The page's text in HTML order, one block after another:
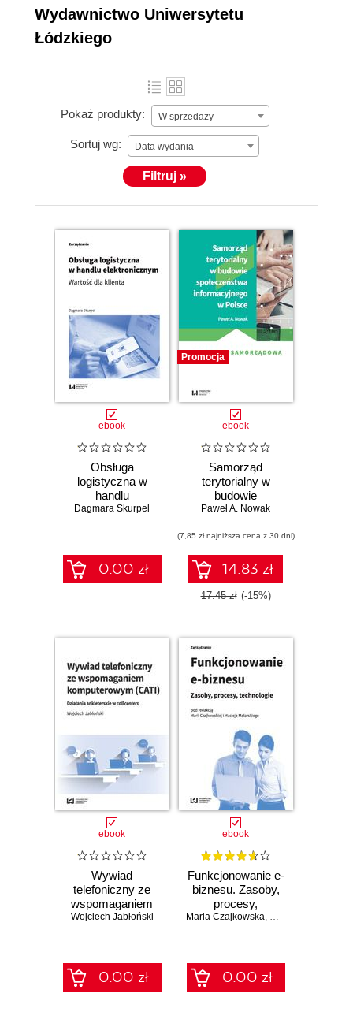
którego zadaniem
naukowych,
dydaktycznych i
informacyjnych.
przekształcony w
Wydawnictwo
Uniwersytetu
Łódzkiego.
Autorami
publikowanych
prac są przede
wszystkim
ale również
wybitni znawcy
przedmiotu z
innych ośrodków
w kraju i za
granicą, natomiast
publikacji
skupiona jest
wokół
podstawowych
uniwersyteckich i
tematyki
interdyscyplinarnej.
Obecnie
rozwijany
program
wydawniczy
stanowi
kontynuację
bogatej oferty
starannie
opracowanych
pod względem
redakcyjnym i
typograficznym
nauki, ze
szczególnym
Wydawnictwo Uniwersytetu
Łódzkiego
Pokaż produkty: W sprzedaży
Sortuj wg: Data wydania
Filtruj »
ebook
Obsługa
logistyczna w
handlu
elektronicznym.
Dagmara Skurpel
0.00 zł
Promocja
ebook
Samorząd
terytorialny w
budowie
społeczeństwa
Polsce
Paweł A. Nowak
(7,85 zł najniższa cena z 30 dni)
14.83 zł
17.45 zł (-15%)
ebook
Wywiad
telefoniczny ze
wspomaganiem
komputerowym
centers
Wojciech Jabłoński
0.00 zł
ebook
Funkcjonowanie e-
biznesu. Zasoby,
procesy,
technologie
Maria Czajkowska, Maciej Malarski
0.00 zł